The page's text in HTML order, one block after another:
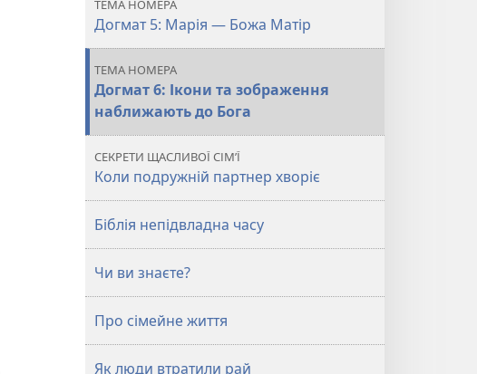
ТЕМА НОМЕРА
Догмат 5: Марія — Божа Матір
ТЕМА НОМЕРА
Догмат 6: Ікони та зображення
наближають до Бога
СЕКРЕТИ ЩАСЛИВОЇ СІМ’Ї
Коли подружній партнер хворіє
Біблія непідвладна часу
Чи ви знаєте?
Про сімейне життя
Як люди втратили рай